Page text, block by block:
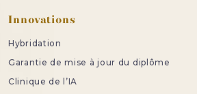
Innovations
Hybridation
Garantie de mise à jour du diplôme
Clinique de l’IA